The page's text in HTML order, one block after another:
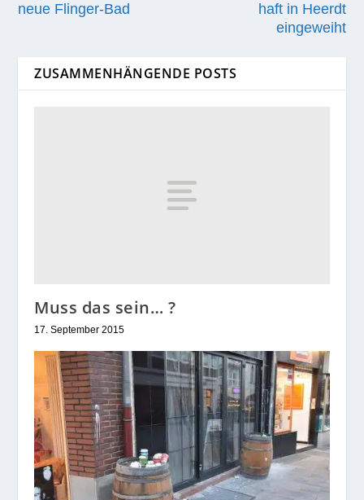
neue Flinger-Bad
haft in Heerdt
eingeweiht
ZUSAMMENHÄNGENDE POSTS
Muss das sein… ?
17. September 2015